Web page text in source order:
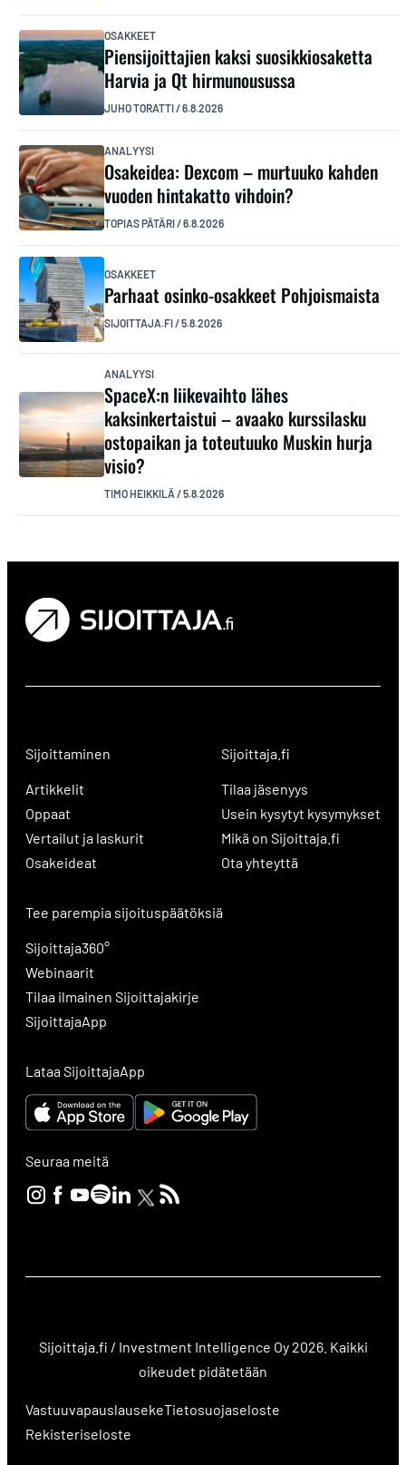
OSAKKEET
Piensijoittajien kaksi suosikkiosaketta
Harvia ja Qt hirmunousussa
JUHO TORATTI/6.8.2026
ANALYYSI
Osakeidea: Dexcom – murtuuko kahden
vuoden hintakatto vihdoin?
TOPIAS PÄTÄRI/6.8.2026
OSAKKEET
Parhaat osinko-osakkeet Pohjoismaista
SIJOITTAJA.FI/5.8.2026
ANALYYSI
SpaceX:n liikevaihto lähes
kaksinkertaistui – avaako kurssilasku
ostopaikan ja toteutuuko Muskin hurja
visio?
TIMO HEIKKILÄ /5.8.2026
Sijoittaminen
Artikkelit
Oppaat
Vertailut ja laskurit
Osakeideat
Sijoittaja.fi
Tilaa jäsenyys
Usein kysytyt kysymykset
Mikä on Sijoittaja.fi
Ota yhteyttä
Tee parempia sijoituspäätöksiä
Sijoittaja360°
Webinaarit
Tilaa ilmainen Sijoittajakirje
SijoittajaApp
Lataa SijoittajaApp
Seuraa meitä
Sijoittaja.fi / Investment Intelligence Oy 2026. Kaikki
oikeudet pidätetään
VastuuvapauslausekeTietosuojaseloste
Rekisteriseloste